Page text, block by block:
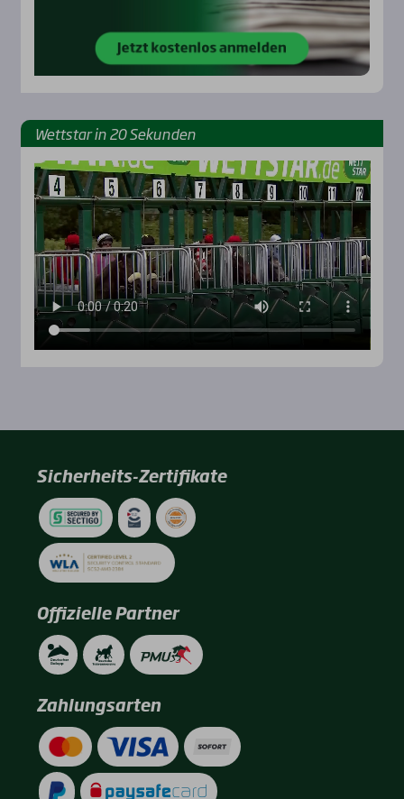
Wett­star in 20 Sekun­den
Sicherheits-Zertifikate
Offizielle Partner
Zahlungsarten